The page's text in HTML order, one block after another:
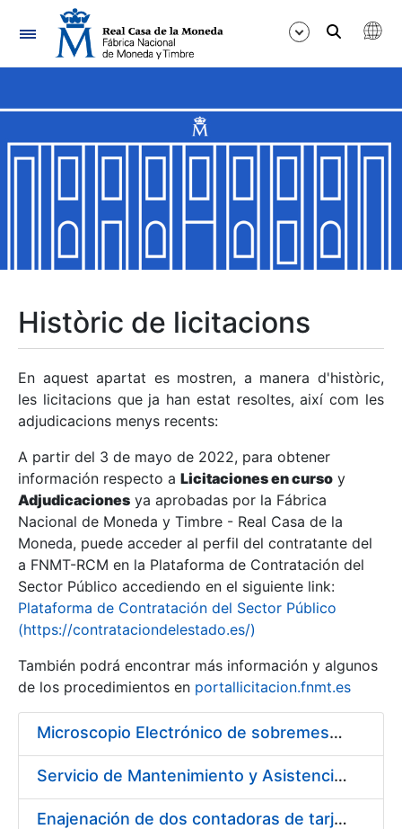
Navegació
Mostra/Amaga
Mostra/Amaga
Mostra/Amaga
Mostra/Amaga
Mostra/Amaga
Mostra/Amaga
Històric de licitacions
En aquest apartat es mostren, a manera d'històric,
les licitacions que ja han estat resoltes, així com les
adjudicacions menys recents:
A partir del 3 de mayo de 2022, para obtener
información respecto a Licitaciones en curso y
Adjudicaciones ya aprobadas por la Fábrica
Nacional de Moneda y Timbre - Real Casa de la
Moneda, puede acceder al perfil del contratante del
a FNMT-RCM en la Plataforma de Contratación del
Sector Público accediendo en el siguiente link:
Plataforma de Contratación del Sector Público
(https://contrataciondelestado.es/)
También podrá encontrar más información y algunos
de los procedimientos en portallicitacion.fnmt.es
Microscopio Electrónico de sobremesa con Sistema de Análisis por Rayos X (SEM/EDX)
Servicio de Mantenimiento y Asistencia Técnica Integral de las Impresoras HP INDIGO 12000 del Departamento de Timbre y serie III HP 7900 Departamento de Imprenta/Tarjetas en su sede de Madrid
Enajenación de dos contadoras de tarjetas Spartanics.